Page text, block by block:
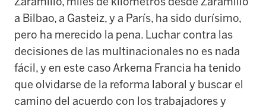
a Bilbao, a Gasteiz, y a París, ha sido durísimo,
pero ha merecido la pena. Luchar contra las
decisiones de las multinacionales no es nada
fácil, y en este caso Arkema Francia ha tenido
que olvidarse de la reforma laboral y buscar el
camino del acuerdo con los trabajadores y